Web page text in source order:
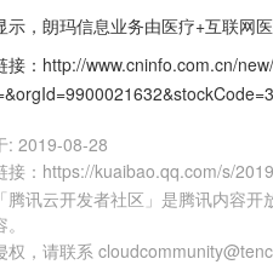
示，朗玛信息业务由医疗+互联网
接：http://www.cninfo.com.cn/
: 2019-08-28
接 ： https://kuaibao.qq.com/s/
腾讯云开发者社区」是腾讯内容
权，请联系